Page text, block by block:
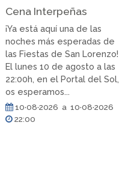
Cena Interpeñas
¡Ya está aquí una de las
noches más esperadas de
las Fiestas de San Lorenzo!
El lunes 10 de agosto a las
22:00h, en el Portal del Sol,
os esperamos...
10·08·2026 a 10·08·2026
22:00